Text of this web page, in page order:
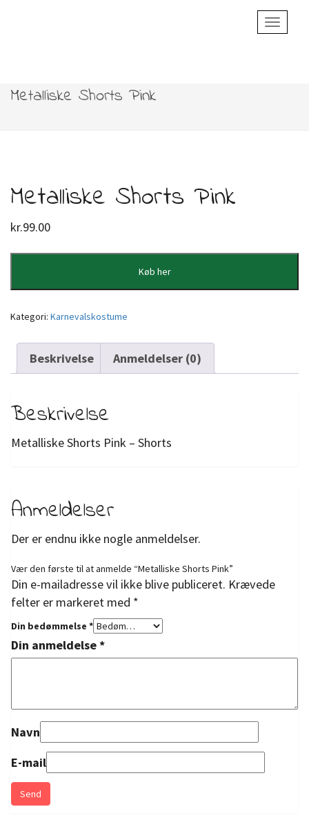
Toggle
Metalliske Shorts Pink
Metalliske Shorts Pink
kr.99.00
Køb her
Kategori: Karnevalskostume
Beskrivelse Anmeldelser (0)
Beskrivelse
Metalliske Shorts Pink – Shorts
Anmeldelser
Der er endnu ikke nogle anmeldelser.
Vær den første til at anmelde “Metalliske Shorts Pink”
Din e-mailadresse vil ikke blive publiceret. Krævede
felter er markeret med *
Din bedømmelse *
Din anmeldelse*
Navn
E-mail